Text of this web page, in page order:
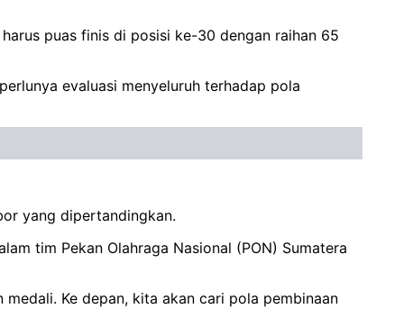
puas finis di posisi ke-30 dengan raihan 65
evaluasi menyeluruh terhadap pola
yang dipertandingkan.
tim Pekan Olahraga Nasional (PON) Sumatera
Ke depan, kita akan cari pola pembinaan